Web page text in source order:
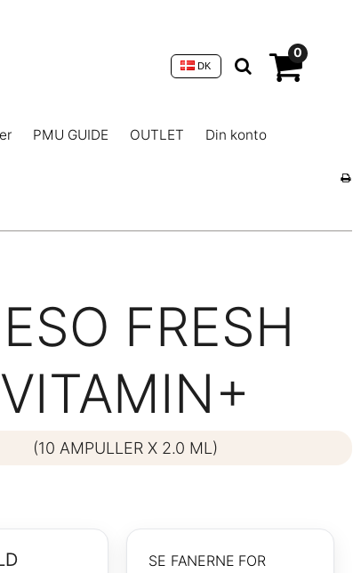
0
DK
PMU GUIDE OUTLET Din konto
FRESH
VITAMIN+
(10 AMPULLER X 2.0 ML)
SE FANERNE FOR